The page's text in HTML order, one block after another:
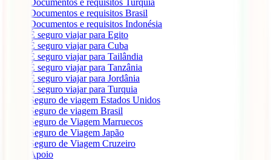
Documentos e requisitos Brasil
Documentos e requisitos Indonésia
É seguro viajar para Egito
É seguro viajar para Cuba
É seguro viajar para Tailândia
É seguro viajar para Tanzânia
É seguro viajar para Jordânia
É seguro viajar para Turquia
Seguro de viagem Estados Unidos
Seguro de viagem Brasil
Seguro de Viagem Marruecos
Seguro de Viagem Japão
Seguro de Viagem Cruzeiro
Apoio